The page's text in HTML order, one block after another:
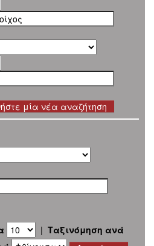
μία νέα αναζήτηση
| Ταξινόμηση ανά